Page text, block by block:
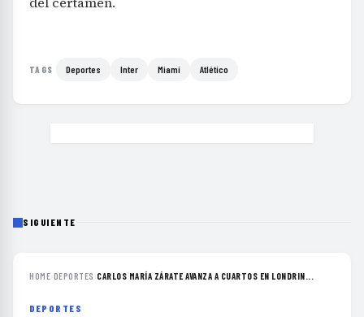
TAGS Deportes Inter Miami Atlético
SIGUIENTE
HOME›DEPORTES ›CARLOS MARÍA ZÁRATE AVANZA A CUARTOS EN LONDRIN...
DEPORTES